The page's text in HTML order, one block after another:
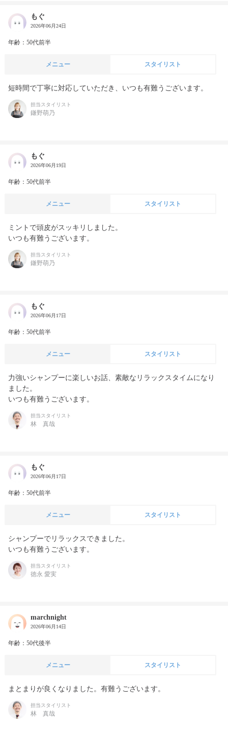
もぐ
2026年06月24日
年齢：50代前半
メニュー スタイリスト
短時間で丁寧に対応していただき、いつも有難うございます。
担当スタイリスト
鎌野萌乃
もぐ
2026年06月19日
年齢：50代前半
メニュー スタイリスト
ミントで頭皮がスッキリしました。
いつも有難うございます。
担当スタイリスト
鎌野萌乃
もぐ
2026年06月17日
年齢：50代前半
メニュー スタイリスト
力強いシャンプーに楽しいお話、素敵なリラックスタイムになり
ました。
いつも有難うございます。
担当スタイリスト
林 真哉
もぐ
2026年06月17日
年齢：50代前半
メニュー スタイリスト
シャンプーでリラックスできました。
いつも有難うございます。
担当スタイリスト
徳永 愛実
marchnight
2026年06月14日
年齢：50代後半
メニュー スタイリスト
まとまりが良くなりました。有難うございます。
担当スタイリスト
林 真哉